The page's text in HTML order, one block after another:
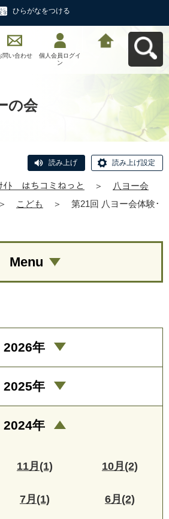
ひらがなをつける
問い合わせ
個人会員ログイ
ン
の会
読み上げ 読み上げ設定
ｲﾄ はちコミねっと ＞
八ヨー会
＞ こども ＞
第21回 八ヨー会体験･
Menu
2026年
2025年
2024年
11月(1) 10月(2)
7月(1) 6月(2)